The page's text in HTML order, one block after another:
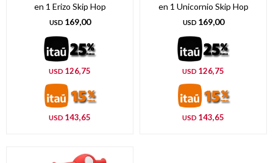
en 1 Erizo Skip Hop
USD 169,00
USD 126,75
USD 143,65
en 1 Unicornio Skip Hop
USD 169,00
USD 126,75
USD 143,65